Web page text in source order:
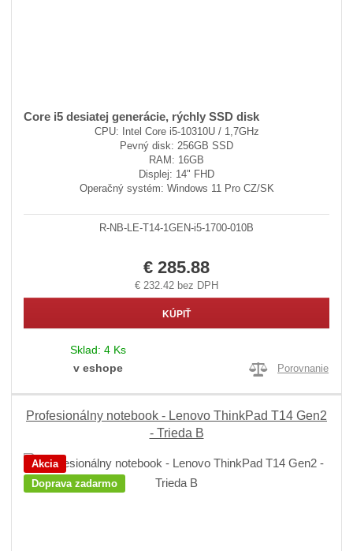
Core i5 desiatej generácie, rýchly SSD disk
CPU: Intel Core i5-10310U / 1,7GHz
Pevný disk: 256GB SSD
RAM: 16GB
Displej: 14" FHD
Operačný systém: Windows 11 Pro CZ/SK
R-NB-LE-T14-1GEN-i5-1700-010B
€ 285.88
€ 232.42 bez DPH
KÚPIŤ
Sklad: 4 Ks
v eshope
Porovnanie
Profesionálny notebook - Lenovo ThinkPad T14 Gen2
- Trieda B
Akcia
Doprava zadarmo